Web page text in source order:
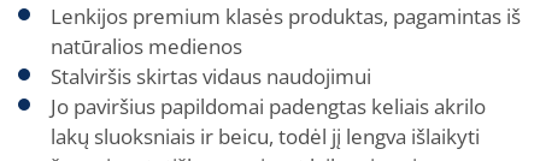
Lenkijos premium klasės produktas, pagamintas iš
natūralios medienos
Stalviršis skirtas vidaus naudojimui
Jo paviršius papildomai padengtas keliais akrilo
lakų sluoksniais ir beicu, todėl jį lengva išlaikyti